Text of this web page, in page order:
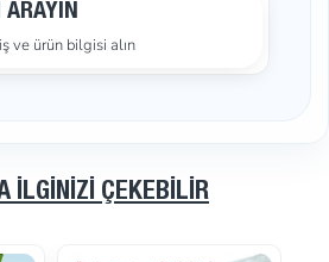
ARAYIN
ve ürün bilgisi alın
İLGINIZI ÇEKEBILIR